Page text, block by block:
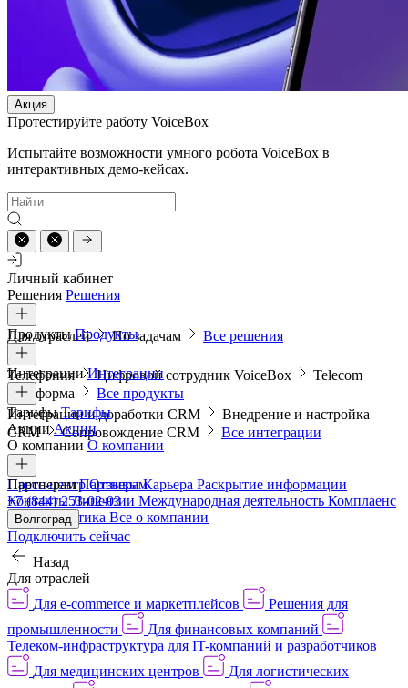
Акция
Протестируйте работу VoiceBox
Испытайте возможности умного робота VoiceBox в
интерактивных демо-кейсах.
Личный кабинет
Решения Решения
Для отраслей По задачам Все решения
ПродуктыПродукты
Телефония Цифровой сотрудник VoiceBox
Telecom
платформа
Все продукты
ИнтеграцииИнтеграции
Интеграции и доработки CRM
Внедрение и настройка
CRM
Сопровождение CRM Все интеграции
ТарифыТарифы
АкцииАкции
О компании О компании
Пресс-центрОтзывыКарьера Раскрытие информации
КонтактыЛицензии Международная деятельность Комплаенс
и деловая этика Все о компании
ПартнерамПартнерам
+7 (844) 253-02-03
Волгоград
Подключить сейчас
Назад
Для отраслей
Для e-commerce и маркетплейсов
Решения для
промышленности
Для финансовых компаний
Телеком-инфраструктура для IT-компаний и разработчиков
Для медицинских центров
Для логистических